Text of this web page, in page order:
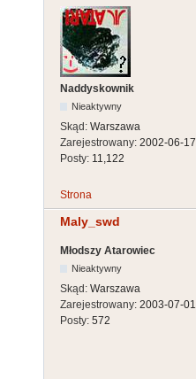
Naddyskownik
Nieaktywny
Skąd: Warszawa
Zarejestrowany: 2002-06-17
Posty: 11,122
Strona
Maly_swd
Młodszy Atarowiec
Nieaktywny
Skąd: Warszawa
Zarejestrowany: 2003-07-01
Posty: 572